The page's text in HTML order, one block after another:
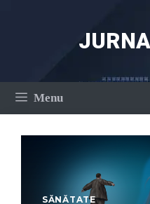
Menu
SĂNĂTATE